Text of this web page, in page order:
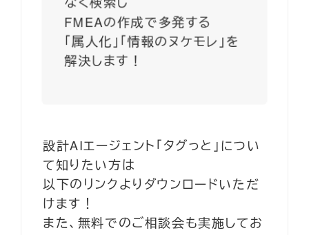
FMEAの作成で多発する
「属人化」「情報のヌケモレ」を
解決します！
設計AIエージェント「タグっと」につい
て知りたい方は
以下のリンクよりダウンロードいただ
けます！
また、無料でのご相談会も実施してお